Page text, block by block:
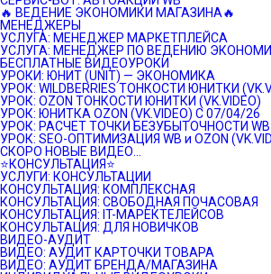
🔥 ВЕДЕНИЕ ЭКОНОМИКИ МАГАЗИНА🔥
МЕНЕДЖЕРЫ
УСЛУГА: МЕНЕДЖЕР МАРКЕТПЛЕЙСА
УСЛУГА: МЕНЕДЖЕР ПО ВЕДЕНИЮ
БЕСПЛАТНЫЕ ВИДЕОУРОКИ
УРОКИ: ЮНИТ (UNIT) — ЭКОНОМИКА
УРОК: WILDBERRIES ТОНКОСТИ ЮНИТКИ
УРОК: OZON ТОНКОСТИ ЮНИТКИ (VK.VIDEO)
УРОК: ЮНИТКА OZON (VK.VIDEO) C 07/04/26
УРОК: РАСЧЕТ ТОЧКИ БЕЗУБЫТОЧНОСТИ WB и
УРОК: SEO-ОПТИМИЗАЦИЯ WB и OZON
СКОРО НОВЫЕ ВИДЕО…
⭐️КОНСУЛЬТАЦИЯ⭐️
УСЛУГИ: КОНСУЛЬТАЦИИ
КОНСУЛЬТАЦИЯ: КОМПЛЕКСНАЯ
КОНСУЛЬТАЦИЯ: СВОБОДНАЯ ПОЧАСОВАЯ
КОНСУЛЬТАЦИЯ: IT-МАРЕКТЕЛЕЙСОВ
КОНСУЛЬТАЦИЯ: ДЛЯ НОВИЧКОВ
ВИДЕО-АУДИТ
ВИДЕО: АУДИТ КАРТОЧКИ ТОВАРА
ВИДЕО: АУДИТ БРЕНДА/МАГАЗИНА